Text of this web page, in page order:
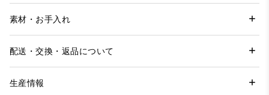
素材・お手入れ
配送・交換・返品について
生産情報